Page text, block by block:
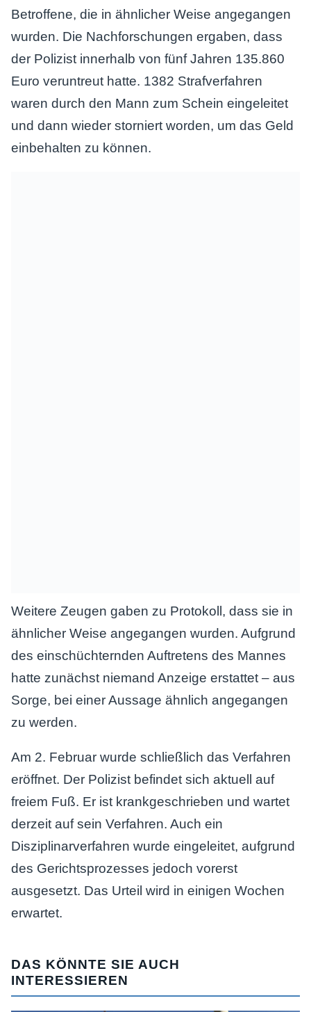
Betroffene, die in ähnlicher Weise angegangen
wurden. Die Nachforschungen ergaben, dass
der Polizist innerhalb von fünf Jahren 135.860
Euro veruntreut hatte. 1382 Strafverfahren
waren durch den Mann zum Schein eingeleitet
und dann wieder storniert worden, um das Geld
einbehalten zu können.
Weitere Zeugen gaben zu Protokoll, dass sie in
ähnlicher Weise angegangen wurden. Aufgrund
des einschüchternden Auftretens des Mannes
hatte zunächst niemand Anzeige erstattet – aus
Sorge, bei einer Aussage ähnlich angegangen
zu werden.
Am 2. Februar wurde schließlich das Verfahren
eröffnet. Der Polizist befindet sich aktuell auf
freiem Fuß. Er ist krankgeschrieben und wartet
derzeit auf sein Verfahren. Auch ein
Disziplinarverfahren wurde eingeleitet, aufgrund
des Gerichtsprozesses jedoch vorerst
ausgesetzt. Das Urteil wird in einigen Wochen
erwartet.
DAS KÖNNTE SIE AUCH
INTERESSIEREN